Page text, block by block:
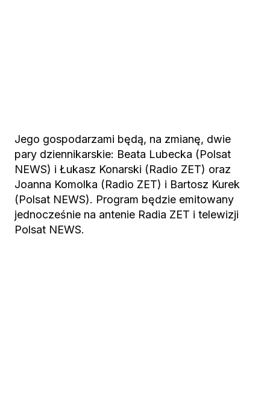
Jego gospodarzami będą, na zmianę, dwie
pary dziennikarskie: Beata Lubecka (Polsat
NEWS) i Łukasz Konarski (Radio ZET) oraz
Joanna Komolka (Radio ZET) i Bartosz Kurek
(Polsat NEWS). Program będzie emitowany
jednocześnie na antenie Radia ZET i telewizji
Polsat NEWS.